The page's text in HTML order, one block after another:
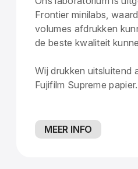
Frontier minilabs,
volumes afdrukken
de beste kwaliteit
Wij drukken uitsluitend
Fujifilm Supreme papier.
MEER INFO